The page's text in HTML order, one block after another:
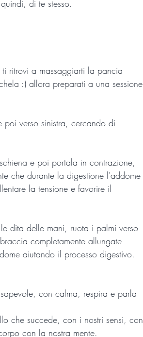
di te stesso.
ritrovi a massaggiarti la pancia
:) allora preparati a una sessione
poi verso sinistra, cercando di
e poi portala in contrazione,
che durante la digestione l'addome
la tensione e favorire il
dita delle mani, ruota i palmi verso
completamente allungate
aiutando il processo digestivo.
con calma, respira e parla
che succede, con i nostri sensi, con
con la nostra mente.